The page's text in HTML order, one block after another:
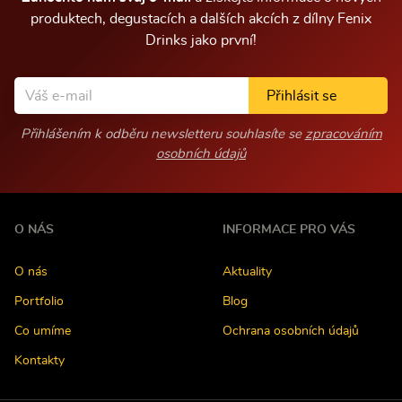
produktech, degustacích a dalších akcích z dílny Fenix
Drinks jako první!
Přihlásit se
Přihlášením k odběru newsletteru souhlasíte se zpracováním
osobních údajů
O NÁS
O nás
Portfolio
Co umíme
Kontakty
INFORMACE PRO VÁS
Aktuality
Blog
Ochrana osobních údajů